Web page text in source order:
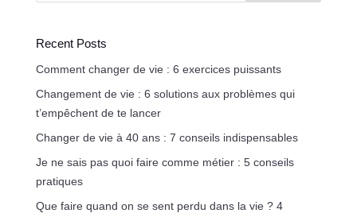
Recent Posts
Comment changer de vie : 6 exercices puissants
Changement de vie : 6 solutions aux problèmes qui
t’empêchent de te lancer
Changer de vie à 40 ans : 7 conseils indispensables
Je ne sais pas quoi faire comme métier : 5 conseils
pratiques
Que faire quand on se sent perdu dans la vie ? 4